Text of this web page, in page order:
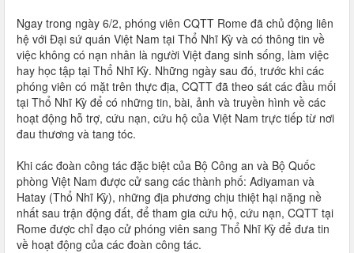
Ngay trong ngày 6/2, phóng viên CQTT Rome đã chủ động liên
hệ với Đại sứ quán Việt Nam tại Thổ Nhĩ Kỳ và có thông tin về
việc không có nạn nhân là người Việt đang sinh sống, làm việc
hay học tập tại Thổ Nhĩ Kỳ. Những ngày sau đó, trước khi các
phóng viên có mặt trên thực địa, CQTT đã theo sát các đầu mối
tại Thổ Nhĩ Kỳ để có những tin, bài, ảnh và truyền hình về các
hoạt động hỗ trợ, cứu nạn, cứu hộ của Việt Nam trực tiếp từ nơi
đau thương và tang tóc.
Khi các đoàn công tác đặc biệt của Bộ Công an và Bộ Quốc
phòng Việt Nam được cử sang các thành phố: Adiyaman và
Hatay (Thổ Nhĩ Kỳ), những địa phương chịu thiệt hại nặng nề
nhất sau trận động đất, để tham gia cứu hộ, cứu nạn, CQTT tại
Rome được chỉ đạo cử phóng viên sang Thổ Nhĩ Kỳ để đưa tin
về hoạt động của các đoàn công tác.